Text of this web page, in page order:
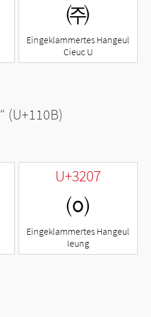
㈜
Eingeklammertes Hangeul
Cieuc U
“ (U+110B)
U+3207
㈇
Eingeklammertes Hangeul
Ieung